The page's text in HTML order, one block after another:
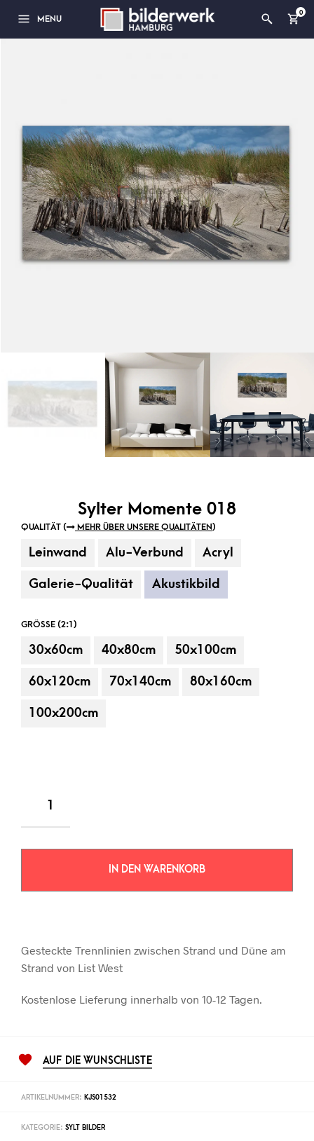
MENU
0
Sylter Momente 018
QUALITÄT ( MEHR ÜBER UNSERE QUALITÄTEN)
Leinwand Alu-Verbund Acryl
Galerie-Qualität Akustikbild
GRÖSSE (2:1)
30x60cm 40x80cm 50x100cm
60x120cm 70x140cm 80x160cm
100x200cm
IN DEN WARENKORB
Gesteckte Trennlinien zwischen Strand und Düne am
Strand von List West
Kostenlose Lieferung innerhalb von 10-12 Tagen.
AUF DIE WUNSCHLISTE
ARTIKELNUMMER: KJS01532
KATEGORIE: SYLT BILDER